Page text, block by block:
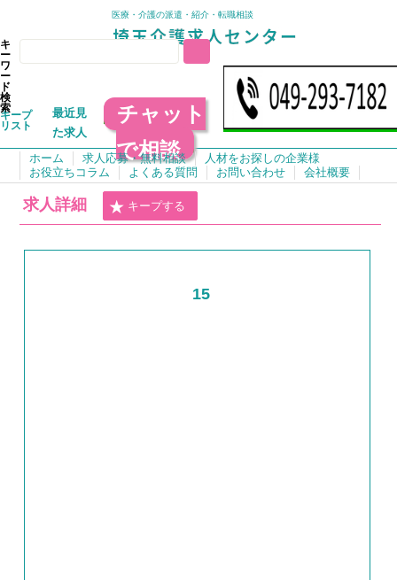
医療・介護の派遣・紹介・転職相談
キ
ー
ワ
ー
ド
検
索
キープ
リスト
最近見
た求人
チャット
で相談
ホーム 求人応募・無料相談
人材をお探しの企業様
お役立ちコラム
よくある質問 お問い合わせ 会社概要
求人詳細 キープする
15